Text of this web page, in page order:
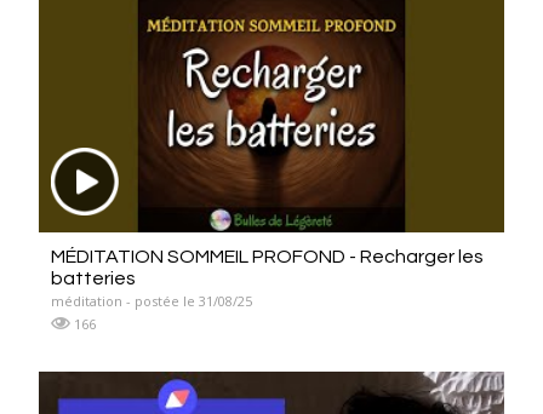
MÉDITATION SOMMEIL PROFOND - Recharger les
batteries
méditation - postée le 31/08/25
166